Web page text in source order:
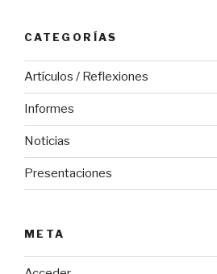
CATEGORÍAS
Artículos / Reflexiones
Informes
Noticias
Presentaciones
META